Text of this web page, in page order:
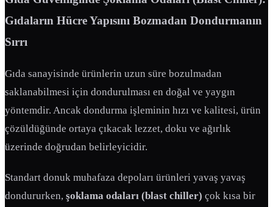
Gıdaların Hücre Yapısını Bozmadan Dondurmanın
Sırrı
Gıda sanayisinde ürünlerin uzun süre bozulmadan
saklanabilmesi için dondurulması en doğal ve yaygın
yöntemdir. Ancak dondurma işleminin hızı ve kalitesi, ürün
çözüldüğünde ortaya çıkacak lezzet, doku ve ağırlık
üzerinde doğrudan belirleyicidir.
Standart donuk muhafaza depoları ürünleri yavaş yavaş
dondururken, şoklama odaları (blast chiller) çok kısa bir